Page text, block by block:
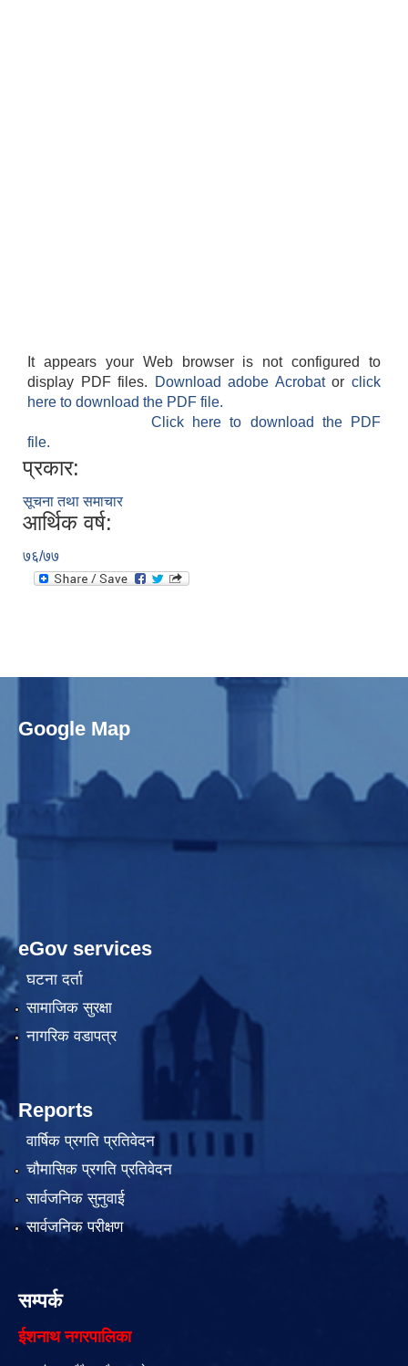
It appears your Web browser is not configured to
display PDF files.
Download adobe Acrobatorclick
here to download the PDF file.
Click here to download the PDF
file.
प्रकार:
सूचना तथा समाचार
आर्थिक वर्ष:
७६/७७
Google Map
eGov services
घटना दर्ता
सामाजिक सुरक्षा
नागरिक वडापत्र
Reports
वार्षिक प्रगति प्रतिवेदन
चौमासिक प्रगति प्रतिवेदन
सार्वजनिक सुनुवाई
सार्वजनिक परीक्षण
सम्पर्क
ईशनाथ नगरपालिका